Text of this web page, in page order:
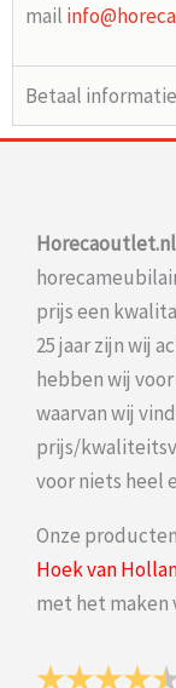
mail
Betaal informatie
Horecaoutlet.nl
prijs een
25 jaar zijn wij
hebben wij
waarvan wij
prijs/
voor niets heel
Onze
Hoek van
met het maken